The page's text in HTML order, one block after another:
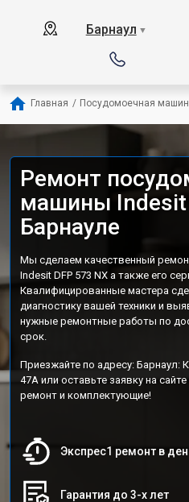
Барнаул ▼
Главная / Посудомоечная
Ремонт
машины Indesit
Барнауле
Мы сделаем качественный
Indesit DFP 573 NX а также его
Квалифицированные мастера
диагностику вашей техники и
нужные ремонтные работы по
срок.
Приезжайте по адресу: Барнаул:
47А или оставьте заявку на
ремонт и комплектующие!
Экспрес1 ремонт в
Гарантия до 3-х лет